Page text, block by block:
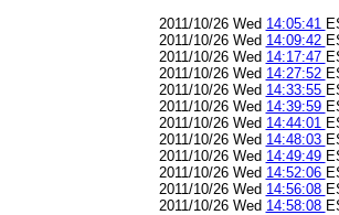
2011/10/26 Wed 14:05:41
2011/10/26 Wed 14:09:42
2011/10/26 Wed 14:17:47
2011/10/26 Wed 14:27:52
2011/10/26 Wed 14:33:55
2011/10/26 Wed 14:39:59
2011/10/26 Wed 14:44:01
2011/10/26 Wed 14:48:03
2011/10/26 Wed 14:49:49
2011/10/26 Wed 14:52:06
2011/10/26 Wed 14:56:08
2011/10/26 Wed 14:58:08